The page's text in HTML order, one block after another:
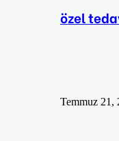
özel
Temmuz 21,